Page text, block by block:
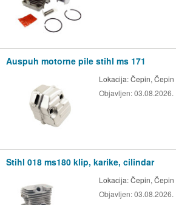
Auspuh motorne pile stihl ms 171
Lokacija:Čepin, Čepin
Objavljen:03.08.2026.
Stihl 018 ms180 klip, karike, cilindar
Lokacija:Čepin, Čepin
Objavljen:03.08.2026.